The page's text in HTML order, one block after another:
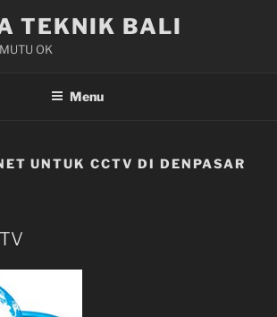
TEKNIK BALI
OK
Menu
UNTUK CCTV DI DENPASAR